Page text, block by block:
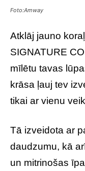
Foto:Amway
Atklāj jauno
SIGNATURE
mīlētu tavas
krāsa ļauj tev
tikai ar vienu
Tā izveidota ar
daudzumu, kā
un mitrinošas